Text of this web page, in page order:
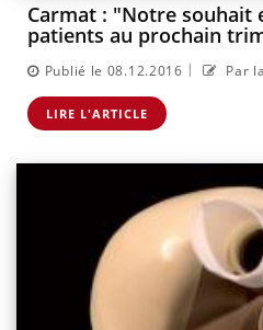
Carmat : "Notre souhait
patients au prochain
Publié le 08.12.2016 | Par
LIRE L'ARTICLE